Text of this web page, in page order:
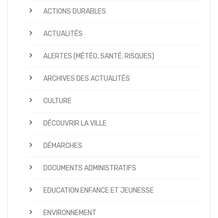
ACTIONS DURABLES
ACTUALITÉS
ALERTES (MÉTÉO, SANTÉ, RISQUES)
ARCHIVES DES ACTUALITÉS
CULTURE
DÉCOUVRIR LA VILLE
DÉMARCHES
DOCUMENTS ADMINISTRATIFS
EDUCATION ENFANCE ET JEUNESSE
ENVIRONNEMENT